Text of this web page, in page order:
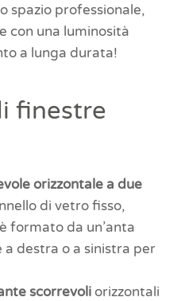
spazio professionale,
con una luminosità
a lunga durata!
finestre
orizzontale a due
di vetro fisso,
formato da un’anta
a destra o a sinistra per
scorrevoliorizzontali